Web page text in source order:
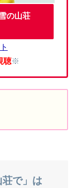
の山荘
聴※
で」は